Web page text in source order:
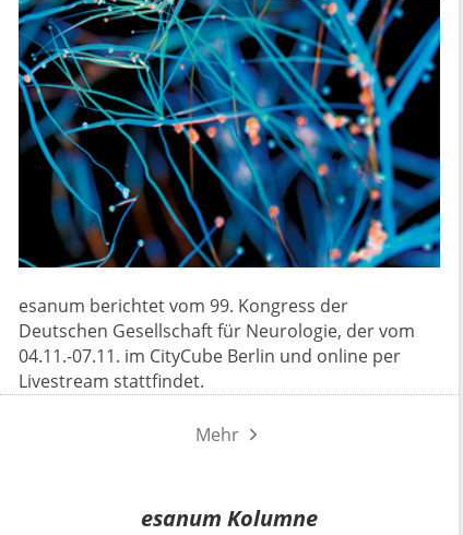
esanum berichtet vom 99. Kongress der
Deutschen Gesellschaft für Neurologie, der vom
04.11.-07.11. im CityCube Berlin und online per
Livestream stattfindet.
Mehr
esanum Kolumne